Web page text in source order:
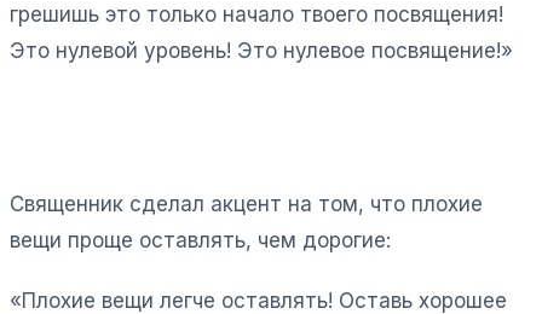
грешишь это только начало твоего посвящения!
Это нулевой уровень! Это нулевое посвящение!»
Священник сделал акцент на том, что плохие
вещи проще оставлять, чем дорогие:
«Плохие вещи легче оставлять! Оставь хорошее